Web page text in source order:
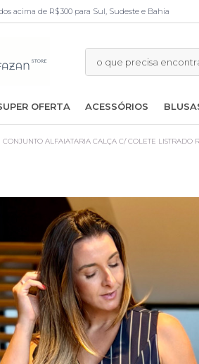
acima de R$300 para Sul, Sudeste e Bahia
OFERTA ACESSÓRIOS
CONJUNTO ALFAIATARIA CALÇA C/ COLETE LISTRADO